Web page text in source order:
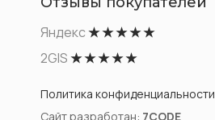
Политика конфиденциальности
Сайт разработан: 7CODE
Яндекс★ ★ ★ ★ ★
2GIS★ ★ ★ ★ ★